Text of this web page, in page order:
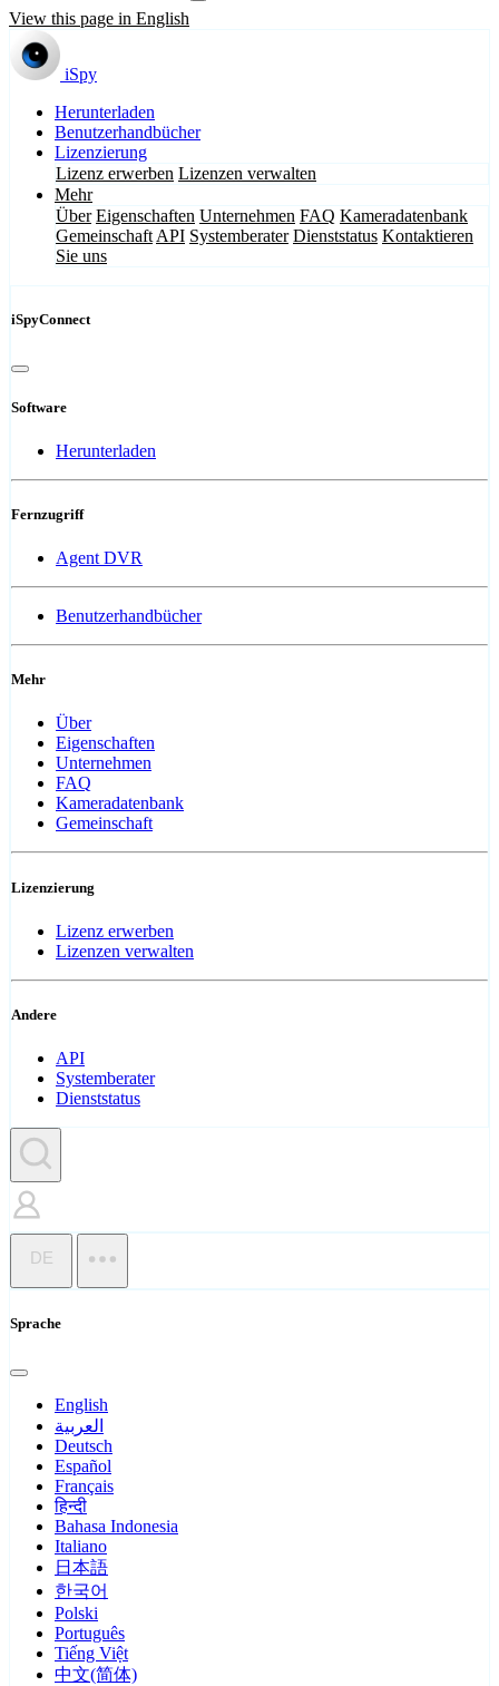
View this page in English
iSpy
Herunterladen
Benutzerhandbücher
Lizenzierung
Lizenz erwerben Lizenzen verwalten
Mehr
Über Eigenschaften Unternehmen FAQ Kameradatenbank
Gemeinschaft API Systemberater Dienststatus Kontaktieren
Sie uns
iSpyConnect
Software
Herunterladen
Fernzugriff
Agent DVR
Benutzerhandbücher
Mehr
Über
Eigenschaften
Unternehmen
FAQ
Kameradatenbank
Gemeinschaft
Lizenzierung
Lizenz erwerben
Lizenzen verwalten
Andere
API
Systemberater
Dienststatus
DE
Sprache
English
العربية
Deutsch
Español
Français
हिन्दी
Bahasa Indonesia
Italiano
日本語
한국어
Polski
Português
Tiếng Việt
中文(简体)